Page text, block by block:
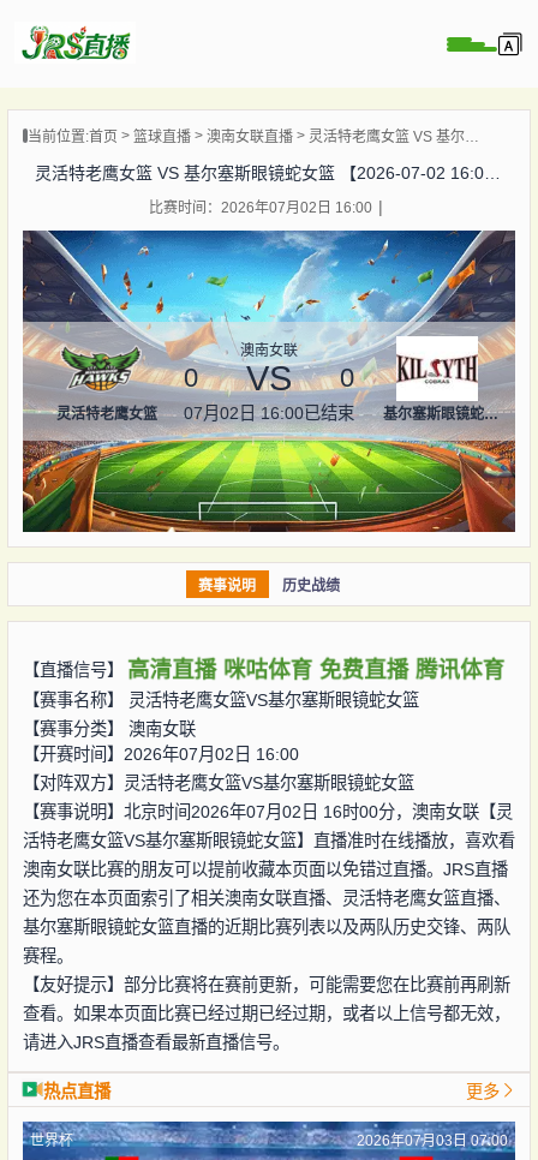
播
播
像
讯
直播
当前位置:首页 篮球直播 澳南女联直播 灵活特老鹰女篮 VS 基尔塞斯眼镜蛇女篮 【2026-07-02 16:00:00】
灵活特老鹰女篮 VS 基尔塞斯眼镜蛇女篮 【2026-07-02 16:00:00】
比赛时间：2026年07月02日 16:00
灵活特老鹰女篮
澳南女联
0 VS 0
07月02日 16:00已结束 基尔塞斯眼镜蛇女篮
赛事说明 历史战绩
【直播信号】 高清直播 咪咕体育 免费直播 腾讯体育
【赛事名称】 灵活特老鹰女篮VS基尔塞斯眼镜蛇女篮
【赛事分类】 澳南女联
【开赛时间】2026年07月02日 16:00
【对阵双方】 灵活特老鹰女篮VS基尔塞斯眼镜蛇女篮
【赛事说明】北京时间2026年07月02日 16时00分，澳南女联【灵
活特老鹰女篮VS基尔塞斯眼镜蛇女篮】直播准时在线播放，喜欢看
澳南女联比赛的朋友可以提前收藏本页面以免错过直播。JRS直播
还为您在本页面索引了相关澳南女联直播、灵活特老鹰女篮直播、
基尔塞斯眼镜蛇女篮直播的近期比赛列表以及两队历史交锋、两队
赛程。
【友好提示】部分比赛将在赛前更新，可能需要您在比赛前再刷新
查看。如果本页面比赛已经过期已经过期，或者以上信号都无效，
请进入JRS直播查看最新直播信号。
热点直播 更多
世界杯 2026年07月03日 07:00